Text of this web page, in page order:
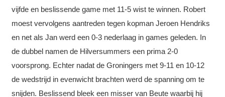
vijfde en beslissende game met 11-5 wist te winnen. Robert
moest vervolgens aantreden tegen kopman Jeroen Hendriks
en net als Jan werd een 0-3 nederlaag in games geleden. In
de dubbel namen de Hilversummers een prima 2-0
voorsprong. Echter nadat de Groningers met 9-11 en 10-12
de wedstrijd in evenwicht brachten werd de spanning om te
snijden. Beslissend bleek een misser van Beute waarbij hij